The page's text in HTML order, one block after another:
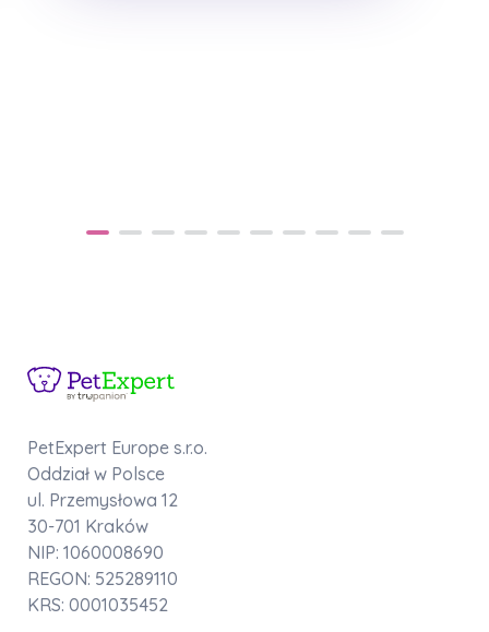
PetExpert Europe s.r.o.
Oddział w Polsce
ul. Przemysłowa 12
30-701 Kraków
NIP: 1060008690
REGON: 525289110
KRS: 0001035452